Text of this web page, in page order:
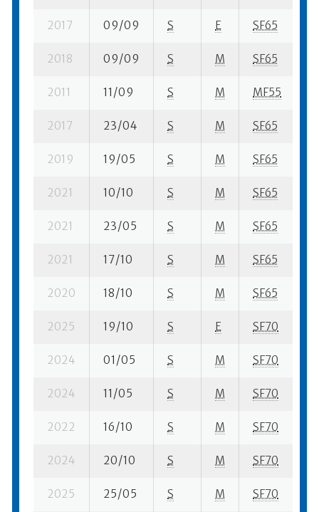
2017 09/09 S E SF65
2018 09/09 S M SF65
2011 11/09 S M MF55
2017 23/04 S M SF65
2019 19/05 S M SF65
2021 10/10 S M SF65
2021 23/05 S M SF65
2021 17/10 S M SF65
2020 18/10 S M SF65
2025 19/10 S E SF70
2024 01/05 S M SF70
2024 11/05 S M SF70
2022 16/10 S M SF70
2024 20/10 S M SF70
2025 25/05 S M SF70